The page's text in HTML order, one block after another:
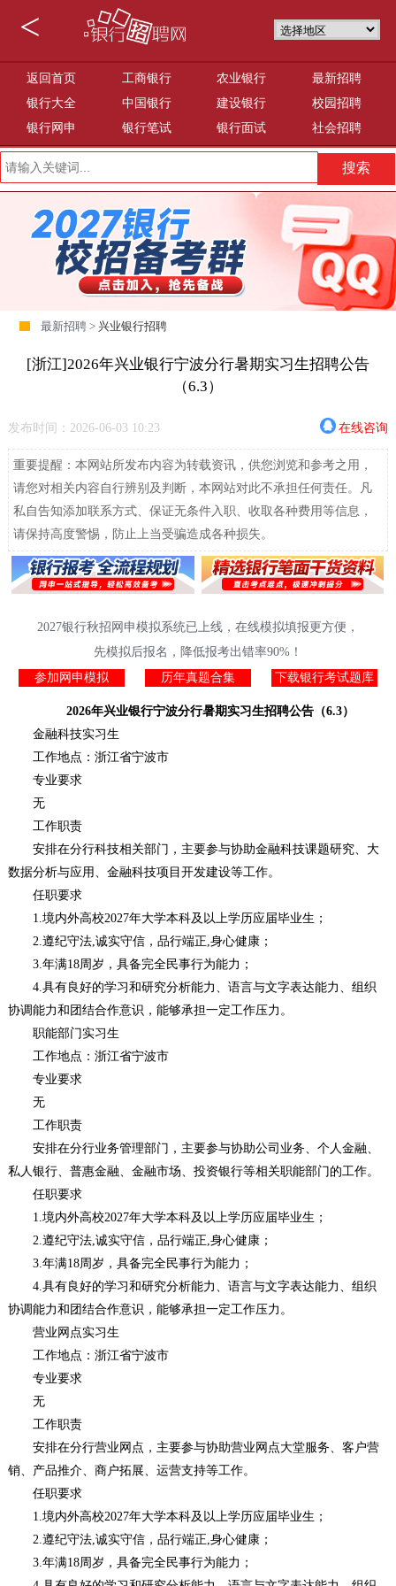
<
返回首页 工商银行 农业银行
最新招聘
银行大全
中国银行 建设银行
校园招聘
银行网申
银行笔试 银行面试 社会招聘
最新招聘 > 兴业银行招聘
[浙江]2026年兴业银行宁波分行暑期实习生招聘公告
（6.3）
发布时间：2026-06-03 10:23 在线咨询
重要提醒：本网站所发布内容为转载资讯，供您浏览和参考之用，
请您对相关内容自行辨别及判断，本网站对此不承担任何责任。凡
私自告知添加联系方式、保证无条件入职、收取各种费用等信息，
请保持高度警惕，防止上当受骗造成各种损失。
2027银行秋招网申模拟系统已上线，在线模拟填报更方便，
先模拟后报名，降低报考出错率90%！
参加网申模拟
历年真题合集 下载银行考试题库
2026年兴业银行宁波分行暑期实习生招聘公告（6.3）
金融科技实习生
工作地点：浙江省宁波市
专业要求
无
工作职责
安排在分行科技相关部门，主要参与协助金融科技课题研究、大
数据分析与应用、金融科技项目开发建设等工作。
任职要求
1.境内外高校2027年大学本科及以上学历应届毕业生；
2.遵纪守法,诚实守信，品行端正,身心健康；
3.年满18周岁，具备完全民事行为能力；
4.具有良好的学习和研究分析能力、语言与文字表达能力、组织
协调能力和团结合作意识，能够承担一定工作压力。
职能部门实习生
工作地点：浙江省宁波市
专业要求
无
工作职责
安排在分行业务管理部门，主要参与协助公司业务、个人金融、
私人银行、普惠金融、金融市场、投资银行等相关职能部门的工作。
任职要求
1.境内外高校2027年大学本科及以上学历应届毕业生；
2.遵纪守法,诚实守信，品行端正,身心健康；
3.年满18周岁，具备完全民事行为能力；
4.具有良好的学习和研究分析能力、语言与文字表达能力、组织
协调能力和团结合作意识，能够承担一定工作压力。
营业网点实习生
工作地点：浙江省宁波市
专业要求
无
工作职责
安排在分行营业网点，主要参与协助营业网点大堂服务、客户营
销、产品推介、商户拓展、运营支持等工作。
任职要求
1.境内外高校2027年大学本科及以上学历应届毕业生；
2.遵纪守法,诚实守信，品行端正,身心健康；
3.年满18周岁，具备完全民事行为能力；